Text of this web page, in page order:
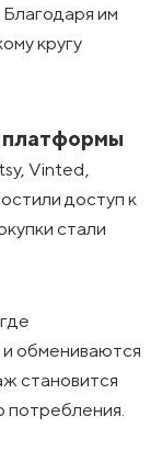
им
кругу
Vinted,
доступ к
стали
и обмениваются
становится
потребления.